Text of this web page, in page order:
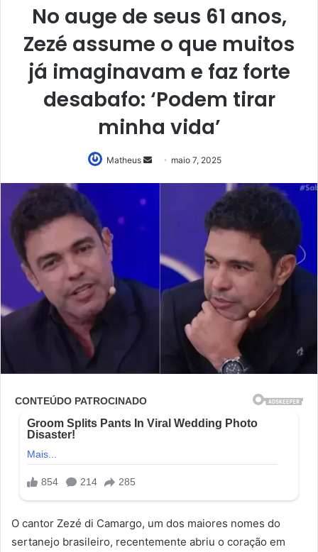
No auge de seus 61 anos,
Zezé assume o que muitos
já imaginavam e faz forte
desabafo: ‘Podem tirar
minha vida’
Matheus
Mandemaio 7, 2025
O cantor Zezé di Camargo, um dos maiores nomes do
sertanejo brasileiro, recentemente abriu o coração em